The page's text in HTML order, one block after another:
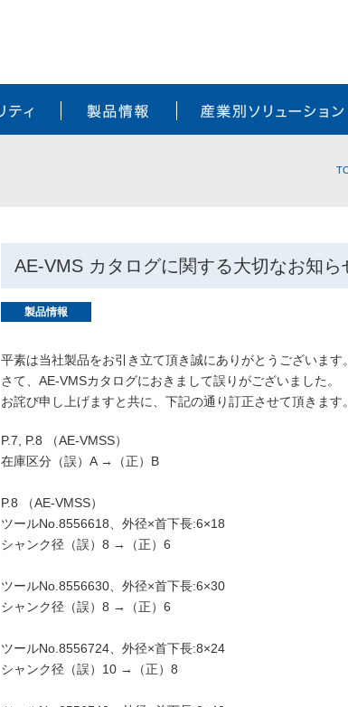
AE-VMS カタログに関する大切なお知ら
製品情報
平素は当社製品をお引き立て頂き誠にありがとうございます。
さて、AE-VMSカタログにおきまして誤りがございました。
お詫び申し上げますと共に、下記の通り訂正させて頂きます。
P.7, P.8 （AE-VMSS）
在庫区分（誤）A →（正）B
P.8 （AE-VMSS）
ツールNo.8556618、外径×首下長:6×18
シャンク径（誤）8 →（正）6
ツールNo.8556630、外径×首下長:6×30
シャンク径（誤）8 →（正）6
ツールNo.8556724、外径×首下長:8×24
シャンク径（誤）10 →（正）8